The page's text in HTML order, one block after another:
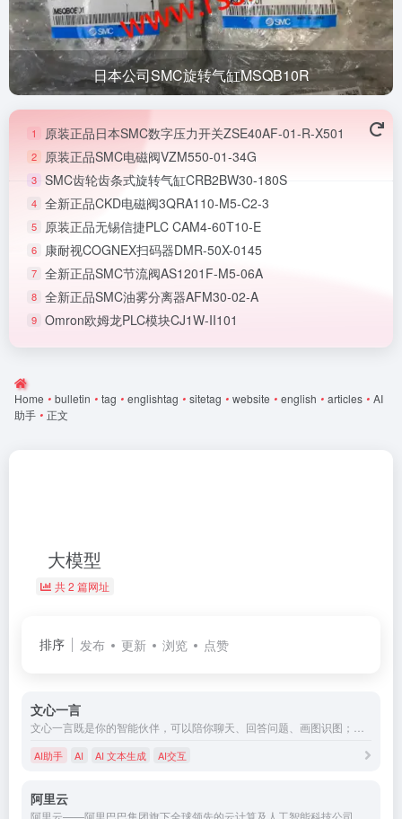
日本公司SMC旋转气缸MSQB10R
1 原装正品日本SMC数字压力开关ZSE40AF-01-R-X501
2 原装正品SMC电磁阀VZM550-01-34G
3 SMC齿轮齿条式旋转气缸CRB2BW30-180S
4 全新正品CKD电磁阀3QRA110-M5-C2-3
5 原装正品无锡信捷PLC CAM4-60T10-E
6 康耐视COGNEX扫码器DMR-50X-0145
7 全新正品SMC节流阀AS1201F-M5-06A
8 全新正品SMC油雾分离器AFM30-02-A
9 Omron欧姆龙PLC模块CJ1W-II101
Home • bulletin • tag • englishtag • sitetag • website • english • articles • AI
助手 • 正文
大模型
共 2 篇网址
排序 发布 更新 浏览 点赞
文心一言
AI助手 AI AI 文本生成 AI交互
阿里云